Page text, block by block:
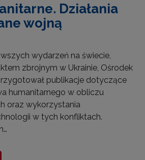
Działania
wojną
wydarzeń na świecie,
zbrojnym w Ukrainie, Ośrodek
publikacje dotyczące
humanitarnego w obliczu
oraz wykorzystania
w tych konfliktach.